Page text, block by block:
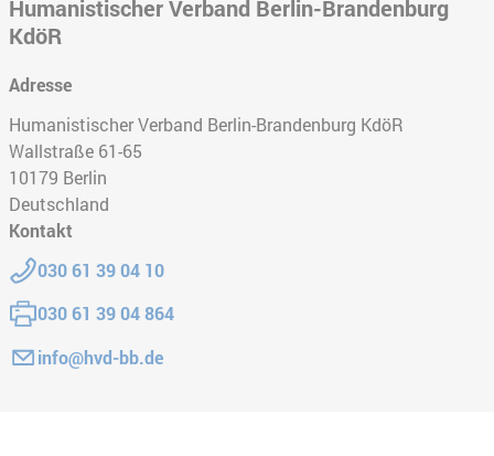
Humanistischer Verband Berlin-Brandenburg
KdöR
Adresse
Humanistischer Verband Berlin-Brandenburg KdöR
Wallstraße 61-65
10179 Berlin
Deutschland
Kontakt
Telefon:
030 61 39 04 10
Fax:030 61 39 04 864
E-Mail:info@hvd-bb.de